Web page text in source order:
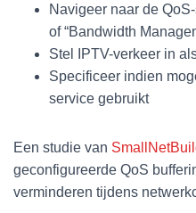
Navigeer naar de
of “Bandwidth
Stel IPTV-verkeer in
Specificeer indien
service gebruikt
Een studie van
geconfigureerde QoS
verminderen tijdens